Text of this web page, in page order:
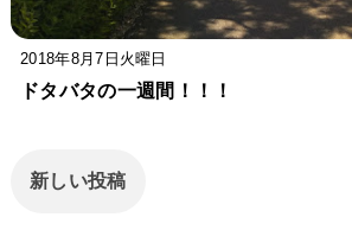
2018年8月7日火曜日
ドタバタの一週間！！！
新しい投稿